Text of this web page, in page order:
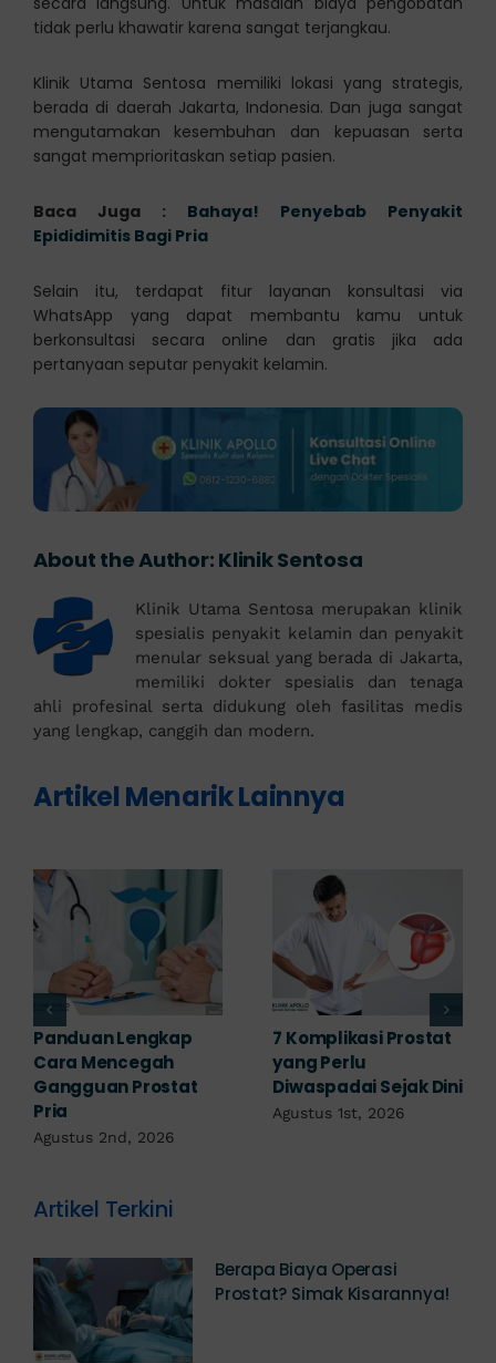
tidak perlu khawatir karena sangat terjangkau.
Klinik Utama Sentosa memiliki lokasi yang strategis,
berada di daerah Jakarta, Indonesia. Dan juga sangat
mengutamakan kesembuhan dan kepuasan serta
sangat memprioritaskan setiap pasien.
Baca Juga : Bahaya! Penyebab Penyakit
Epididimitis Bagi Pria
Selain itu, terdapat fitur layanan konsultasi via
WhatsApp yang dapat membantu kamu untuk
berkonsultasi secara online dan gratis jika ada
pertanyaan seputar penyakit kelamin.
About the Author: Klinik Sentosa
Klinik Utama Sentosa merupakan klinik
spesialis penyakit kelamin dan penyakit
menular seksual yang berada di Jakarta,
memiliki dokter spesialis dan tenaga
ahli profesinal serta didukung oleh fasilitas medis
yang lengkap, canggih dan modern.
Artikel Menarik Lainnya
Obat Penyakit
Prostat: Pilihan
Terapi Sesuai
Diagnosis
Juli 23rd, 2026
Penyakit Prostat Bisa
Sembuh? Ini
Penjelasannya
Juli 22nd, 2026
Artikel Terkini
Berapa Biaya Operasi
Prostat? Simak Kisarannya!